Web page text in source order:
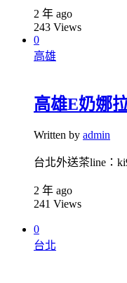
2 年 ago
243 Views
0
高雄
高雄E奶娜
Written by admin
台北外送茶line：
2 年 ago
241 Views
0
台北